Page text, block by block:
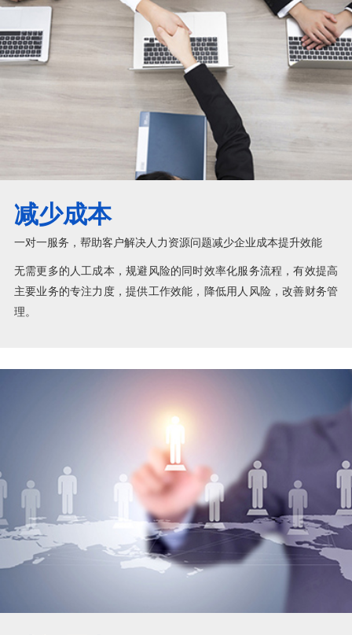
减少成本
一对一服务，帮助客户解决人力资源问题减少企业成本提升效能
无需更多的人工成本，规避风险的同时效率化服务流程，有效提高
主要业务的专注力度，提供工作效能，降低用人风险，改善财务管
理。